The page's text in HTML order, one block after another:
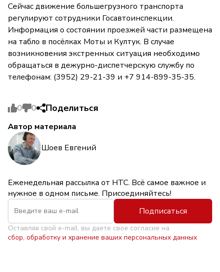
Сейчас движение большегрузного транспорта
регулируют сотрудники Госавтоинспекции.
Информация о состоянии проезжей части размещена
на табло в посёлках Моты и Култук. В случае
возникновения экстренных ситуация необходимо
обращаться в дежурно-диспетчерскую службу по
телефонам: (3952) 29-21-39 и +7 914-899-35-35.
0 0 Поделиться
Автор материала
Шоев Евгений
Еженедельная рассылка от НТС. Всё самое важное и
нужное в одном письме. Присоединяйтесь!
Подписаться
Оставляя свой e-mail, вы даете свое согласие на
сбор, обработку и хранение ваших персональных данных